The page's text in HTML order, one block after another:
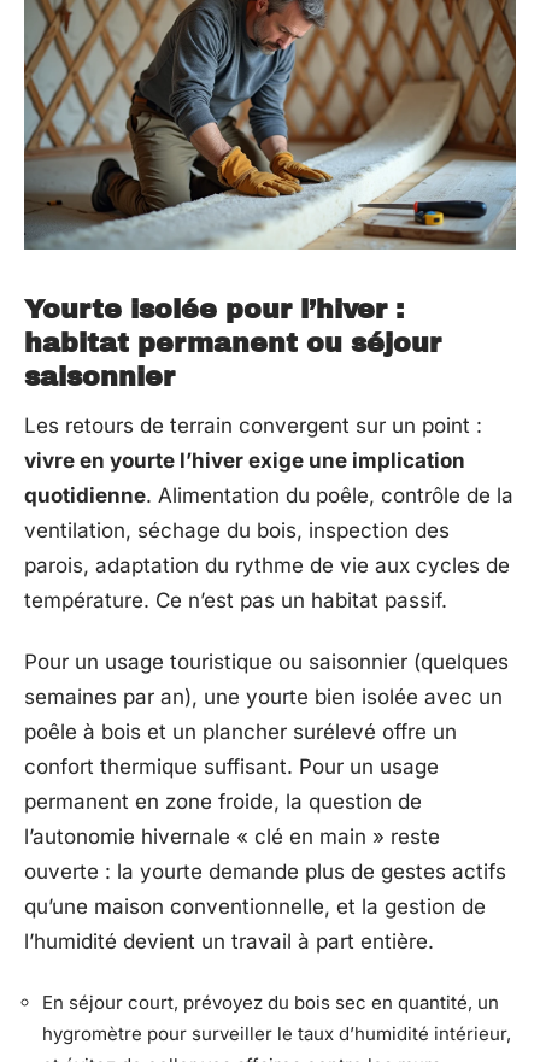
Yourte isolée pour l’hiver :
habitat permanent ou séjour
saisonnier
Les retours de terrain convergent sur un point :
vivre en yourte l’hiver exige une implication
quotidienne. Alimentation du poêle, contrôle de la
ventilation, séchage du bois, inspection des
parois, adaptation du rythme de vie aux cycles de
température. Ce n’est pas un habitat passif.
Pour un usage touristique ou saisonnier (quelques
semaines par an), une yourte bien isolée avec un
poêle à bois et un plancher surélevé offre un
confort thermique suffisant. Pour un usage
permanent en zone froide, la question de
l’autonomie hivernale « clé en main » reste
ouverte : la yourte demande plus de gestes actifs
qu’une maison conventionnelle, et la gestion de
l’humidité devient un travail à part entière.
En séjour court, prévoyez du bois sec en quantité, un
hygromètre pour surveiller le taux d’humidité intérieur,